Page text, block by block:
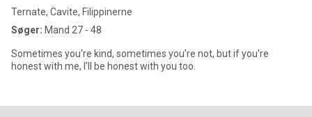
Ternate, Cavite, Filippinerne
Søger: Mand 27 - 48
Sometimes you're kind, sometimes you're not, but if you're
honest with me, I'll be honest with you too.